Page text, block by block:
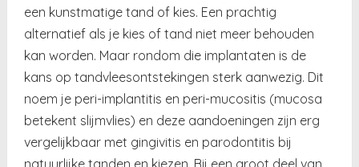
een kunstmatige tand of kies. Een prachtig
alternatief als je kies of tand niet meer behouden
kan worden. Maar rondom die implantaten is de
kans op tandvleesontstekingen sterk aanwezig. Dit
noem je peri-implantitis en peri-mucositis (mucosa
betekent slijmvlies) en deze aandoeningen zijn erg
vergelijkbaar met gingivitis en parodontitis bij